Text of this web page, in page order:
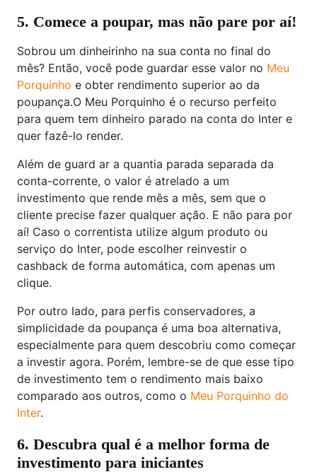
5. Comece a poupar, mas não pare por aí!
Sobrou um dinheirinho na sua conta no final do
mês? Então, você pode guardar esse valor no Meu
Porquinho e obter rendimento superior ao da
poupança.O Meu Porquinho é o recurso perfeito
para quem tem dinheiro parado na conta do Inter e
quer fazê-lo render.
Além de guard ar a quantia parada separada da
conta-corrente, o valor é atrelado a um
investimento que rende mês a mês, sem que o
cliente precise fazer qualquer ação. E não para por
aí! Caso o correntista utilize algum produto ou
serviço do Inter, pode escolher reinvestir o
cashback de forma automática, com apenas um
clique.
Por outro lado, para perfis conservadores, a
simplicidade da poupança é uma boa alternativa,
especialmente para quem descobriu como começar
a investir agora. Porém, lembre-se de que esse tipo
de investimento tem o rendimento mais baixo
comparado aos outros, como o Meu Porquinho do
Inter.
6. Descubra qual é a melhor forma de
investimento para iniciantes